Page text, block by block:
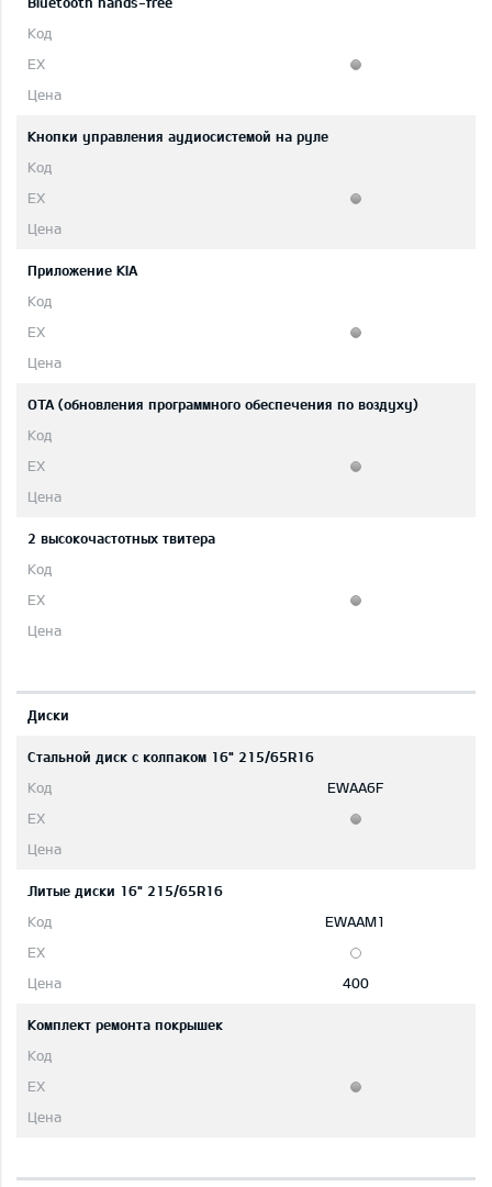
Кнопки управления аудиосистемой на руле
Приложение KIA
OTA (обновления программного обеспечения по воздуху)
2 высокочастотных твитера
Диски
Стальной диск с колпаком 16" 215/65R16
EWAA6F
Литые диски 16" 215/65R16
EWAAM1
400
Комплект ремонта покрышек